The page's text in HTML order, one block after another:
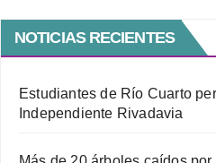
NOTICIAS RECIENTES
Estudiantes de Río Cuarto
Independiente Rivadavia